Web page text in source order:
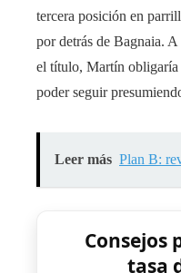
tercera posición en
por detrás de Bagnaia. A
el título, Martín obligaría
poder seguir
Leer más Plan B:
Consejos
tasa